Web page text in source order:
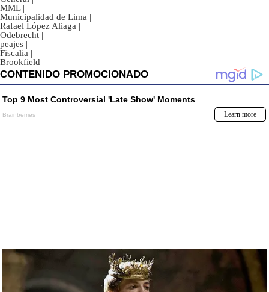
MML |
Municipalidad de Lima |
Rafael López Aliaga |
Odebrecht |
peajes |
Fiscalia |
Brookfield